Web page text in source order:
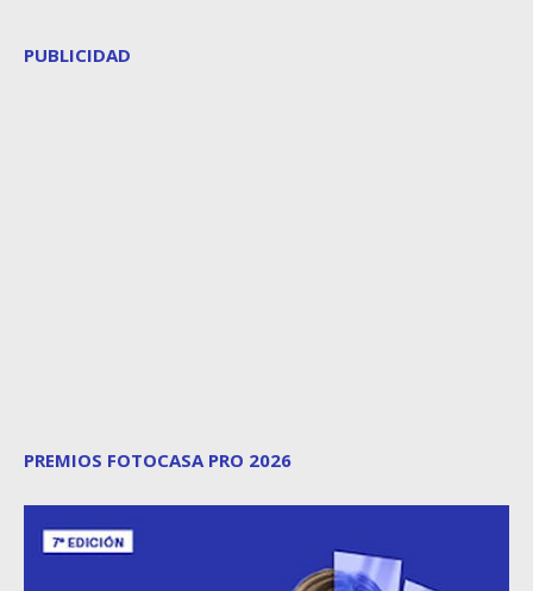
PUBLICIDAD
PREMIOS FOTOCASA PRO 2026